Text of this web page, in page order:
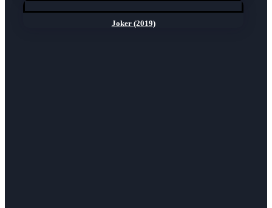
Joker (2019)